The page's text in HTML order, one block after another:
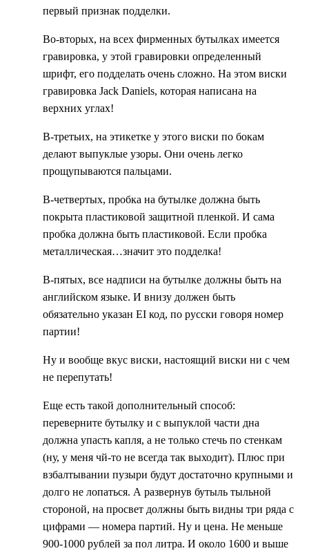
первый признак подделки.
Во-вторых, на всех фирменных бутылках имеется
гравировка, у этой гравировки определенный
шрифт, его подделать очень сложно. На этом виски
гравировка Jack Daniels, которая написана на
верхних углах!
В-третьих, на этикетке у этого виски по бокам
делают выпуклые узоры. Они очень легко
прощупываются пальцами.
В-четвертых, пробка на бутылке должна быть
покрыта пластиковой защитной пленкой. И сама
пробка должна быть пластиковой. Если пробка
металлическая…значит это подделка!
В-пятых, все надписи на бутылке должны быть на
английском языке. И внизу должен быть
обязательно указан EI код, по русски говоря номер
партии!
Ну и вообще вкус виски, настоящий виски ни с чем
не перепутать!
Еще есть такой дополнительный способ:
переверните бутылку и с выпуклой части дна
должна упасть капля, а не только стечь по стенкам
(ну, у меня чй-то не всегда так выходит). Плюс при
взбалтывании пузыри будут достаточно крупными и
долго не лопаться. А развернув бутыль тыльной
стороной, на просвет должны быть видны три ряда с
цифрами — номера партий. Ну и цена. Не меньше
900-1000 рублей за пол литра. И около 1600 и выше